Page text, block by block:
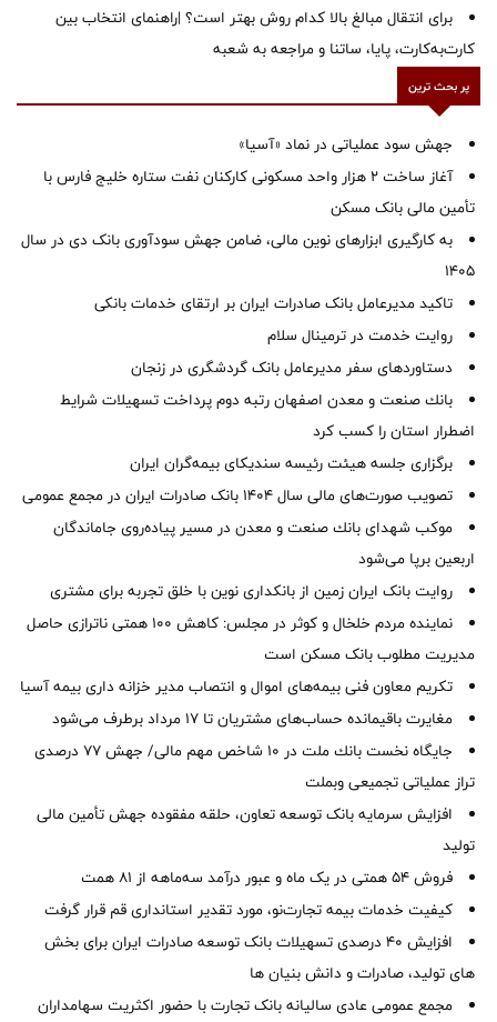
برای انتقال مبالغ بالا کدام روش بهتر است؟ |راهنمای انتخاب بین
کارت‌به‌کارت، پایا، ساتنا و مراجعه به شعبه
پر بحث ترین
جهش سود عملیاتی در نماد «آسیا»
آغاز ساخت ۲ هزار واحد مسکونی کارکنان نفت ستاره خلیج فارس با
تأمین مالی بانک مسکن
به کارگیری ابزارهای نوین مالی، ضامن جهش سودآوری بانک دی در سال
1405
تاکید مدیرعامل بانک صادرات ایران بر ارتقای خدمات بانکی
روایت خدمت در ترمینال سلام
دستاوردهای سفر مدیرعامل بانک گردشگری در زنجان
بانك صنعت و معدن اصفهان رتبه دوم پرداخت تسهیلات شرایط
اضطرار استان را كسب كرد
برگزاری جلسه هیئت رئیسه سندیکای بیمه‌گران ایران
تصویب صورت‌های مالی سال ۱۴۰۴ بانک صادرات ایران در مجمع عمومی
موكب شهدای بانك صنعت و معدن در مسیر پیاده‌روی جاماندگان
اربعین برپا می‌شود
روایت بانک ایران زمین از بانکداری نوین با خلق تجربه برای مشتری
نماینده مردم خلخال و کوثر در مجلس: کاهش ۱۰۰ همتی ناترازی حاصل
مدیریت مطلوب بانک مسکن است
تکریم معاون فنی بیمه‌های اموال و انتصاب مدیر خزانه داری بیمه آسیا
مغایرت‌ باقیمانده حساب‌های مشتریان تا ۱۷ مرداد برطرف می‌شود
جایگاه نخست بانك ملت در 10 شاخص مهم مالی/ جهش 77 درصدی
تراز عملیاتی تجمیعی وبملت
افزایش سرمایه بانک توسعه تعاون، حلقه مفقوده جهش تأمین مالی
تولید
فروش 54 همتی در یک ماه و عبور درآمد سه‌ماهه از 81 همت
کیفیت خدمات بیمه تجارت‌نو، مورد تقدیر استانداری قم قرار گرفت
افزایش 40 درصدی تسهیلات بانک توسعه صادرات ایران برای بخش
های تولید، صادرات و دانش بنیان ها
مجمع عمومی عادی سالیانه بانک تجارت با حضور اکثریت سهامداران